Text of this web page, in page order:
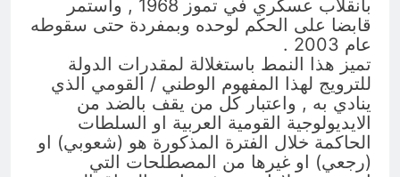
بانقلاب عسكري في تموز 1968 , واستمر
قابضا على الحكم لوحده وبمفردة حتى سقوطه
عام 2003 .
تميز هذا النمط باستغلالة لمقدرات الدولة
للترويج لهذا المفهوم الوطني / القومي الذي
ينادي به , واعتبار كل من يقف بالضد من
الايديولوجية القومية العربية او السلطات
الحاكمة خلال الفترة المذكورة هو (شعوبي) او
(رجعي) او غيرها من المصطلحات التي